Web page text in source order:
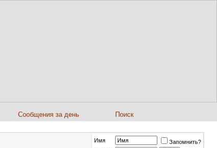
Сообщения за день Поиск
Имя
Запомнить?